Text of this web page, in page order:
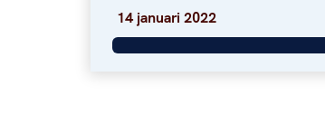
14 januari 2022